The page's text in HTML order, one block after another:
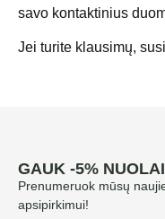
savo kontaktinius
Jei turite klausimų,
GAUK -5%
Prenumeruok mūsų
apsipirkimui!